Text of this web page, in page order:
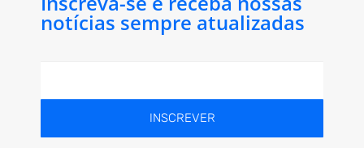
notícias sempre atualizadas
INSCREVER